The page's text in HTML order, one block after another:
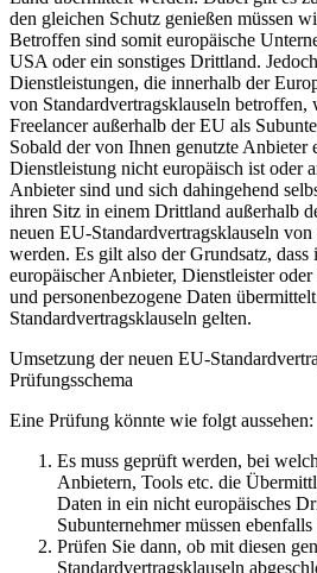
den gleichen Schutz genießen müssen
Betroffen sind somit europäische
USA oder ein sonstiges Drittland.
Dienstleistungen, die innerhalb der
von Standardvertragsklauseln betroffen,
Freelancer außerhalb der EU als
Sobald der von Ihnen genutzte Anbieter
Dienstleistung nicht europäisch ist oder
Anbieter sind und sich dahingehend
ihren Sitz in einem Drittland außerhalb
neuen EU-Standardvertragsklauseln von
werden. Es gilt also der Grundsatz,
europäischer Anbieter, Dienstleister
und personenbezogene Daten
Standardvertragsklauseln gelten.
Umsetzung der neuen EU-
Prüfungsschema
Eine Prüfung könnte wie folgt aussehen:
Es muss geprüft werden, bei
Anbietern, Tools etc. die
Daten in ein nicht europäisches
Subunternehmer müssen
Prüfen Sie dann, ob mit diesen
Standardvertragsklauseln